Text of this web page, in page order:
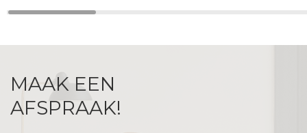
MAAK EEN
AFSPRAAK!